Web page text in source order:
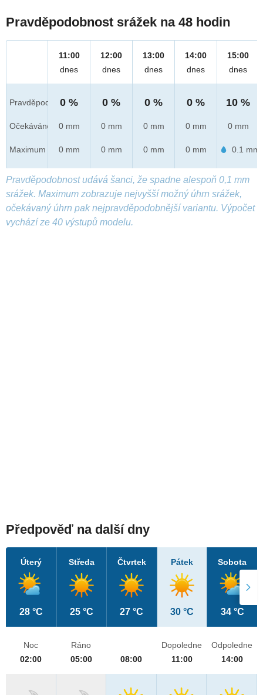
Pravděpodobnost srážek na 48 hodin
Pravděpod.
Očekáváno
Maximum
11:00
dnes
0 %
0 mm
0 mm
12:00
dnes
0 %
0 mm
0 mm
13:00
dnes
0 %
0 mm
0 mm
14:00
dnes
0 %
0 mm
0 mm
15:00
dnes
10 %
0 mm
0.1 mm
Pravděpodobnost udává šanci, že spadne alespoň 0,1 mm
srážek. Maximum zobrazuje nejvyšší možný úhrn srážek,
očekávaný úhrn pak nejpravděpodobnější variantu. Výpočet
vychází ze 40 výstupů modelu.
Předpověď na další dny
Úterý
28 °C
Středa
25 °C
Čtvrtek
27 °C
Pátek
30 °C
Sobota
34 °C
Noc
02:00
Ráno
05:00
08:00
Dopoledne
11:00
Odpoledne
14:00